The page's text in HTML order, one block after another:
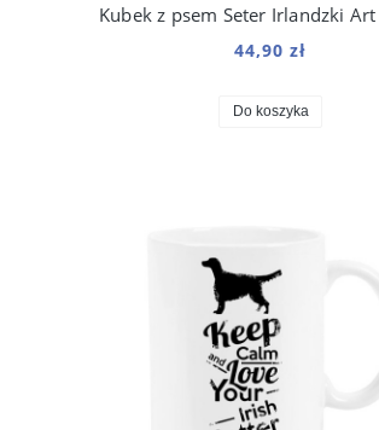
Kubek z psem Seter Irlandzki
44,90 zł
Do koszyka